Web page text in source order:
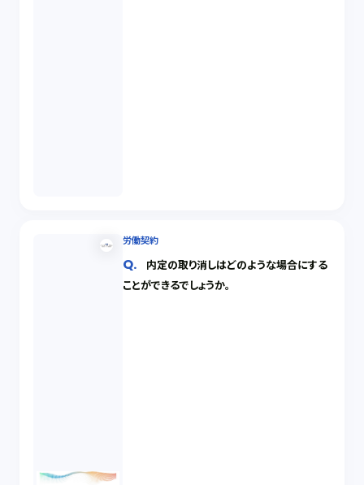
労働契約
内定の取り消しはどのような場合にする
ことができるでしょうか。